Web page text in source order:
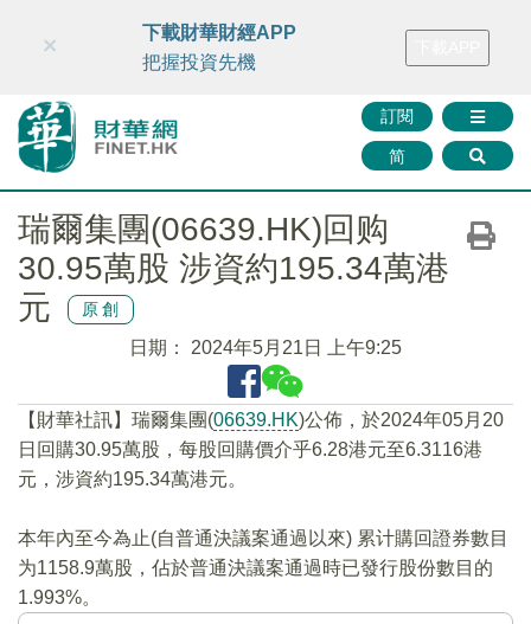
財華智庫網 FINTV FINMETA 財華證券 媒體矩陣
訂閱
简
×
下載財華財經APP
把握投資先機
瑞爾集團(06639.HK)回购
30.95萬股 涉資約195.34萬港
元
原創
日期： 2024年5月21日 上午9:25
【財華社訊】瑞爾集團(06639.HK)公佈，於2024年05月20
日回購30.95萬股，每股回購價介乎6.28港元至6.3116港
元，涉資約195.34萬港元。
本年內至今為止(自普通決議案通過以來) 累计購回證券數目
为1158.9萬股，佔於普通決議案通過時已發行股份數目的
1.993%。